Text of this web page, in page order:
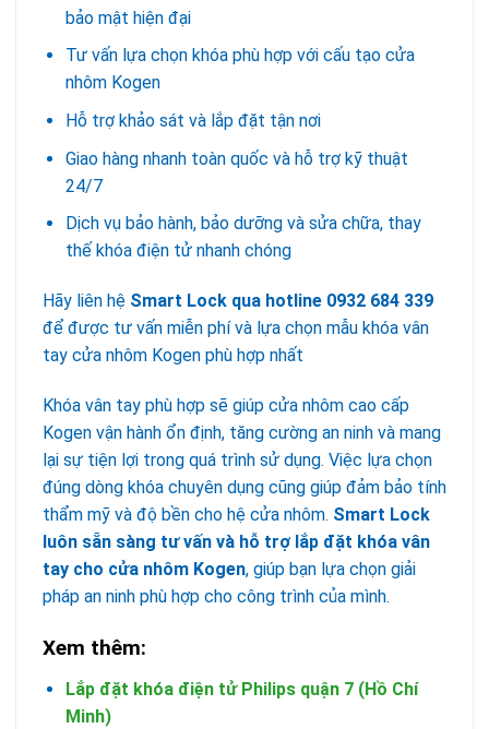
bảo mật hiện đại
Tư vấn lựa chọn khóa phù hợp với cấu tạo cửa
nhôm Kogen
Hỗ trợ khảo sát và lắp đặt tận nơi
Giao hàng nhanh toàn quốc và hỗ trợ kỹ thuật
24/7
Dịch vụ bảo hành, bảo dưỡng và sửa chữa, thay
thế khóa điện tử nhanh chóng
Hãy liên hệ Smart Lock qua hotline 0932 684 339
để được tư vấn miễn phí và lựa chọn mẫu khóa vân
tay cửa nhôm Kogen phù hợp nhất
Khóa vân tay phù hợp sẽ giúp cửa nhôm cao cấp
Kogen vận hành ổn định, tăng cường an ninh và mang
lại sự tiện lợi trong quá trình sử dụng. Việc lựa chọn
đúng dòng khóa chuyên dụng cũng giúp đảm bảo tính
thẩm mỹ và độ bền cho hệ cửa nhôm. Smart Lock
luôn sẵn sàng tư vấn và hỗ trợ lắp đặt khóa vân
tay cho cửa nhôm Kogen, giúp bạn lựa chọn giải
pháp an ninh phù hợp cho công trình của mình.
Xem thêm:
Lắp đặt khóa điện tử Philips quận 7 (Hồ Chí
Minh)